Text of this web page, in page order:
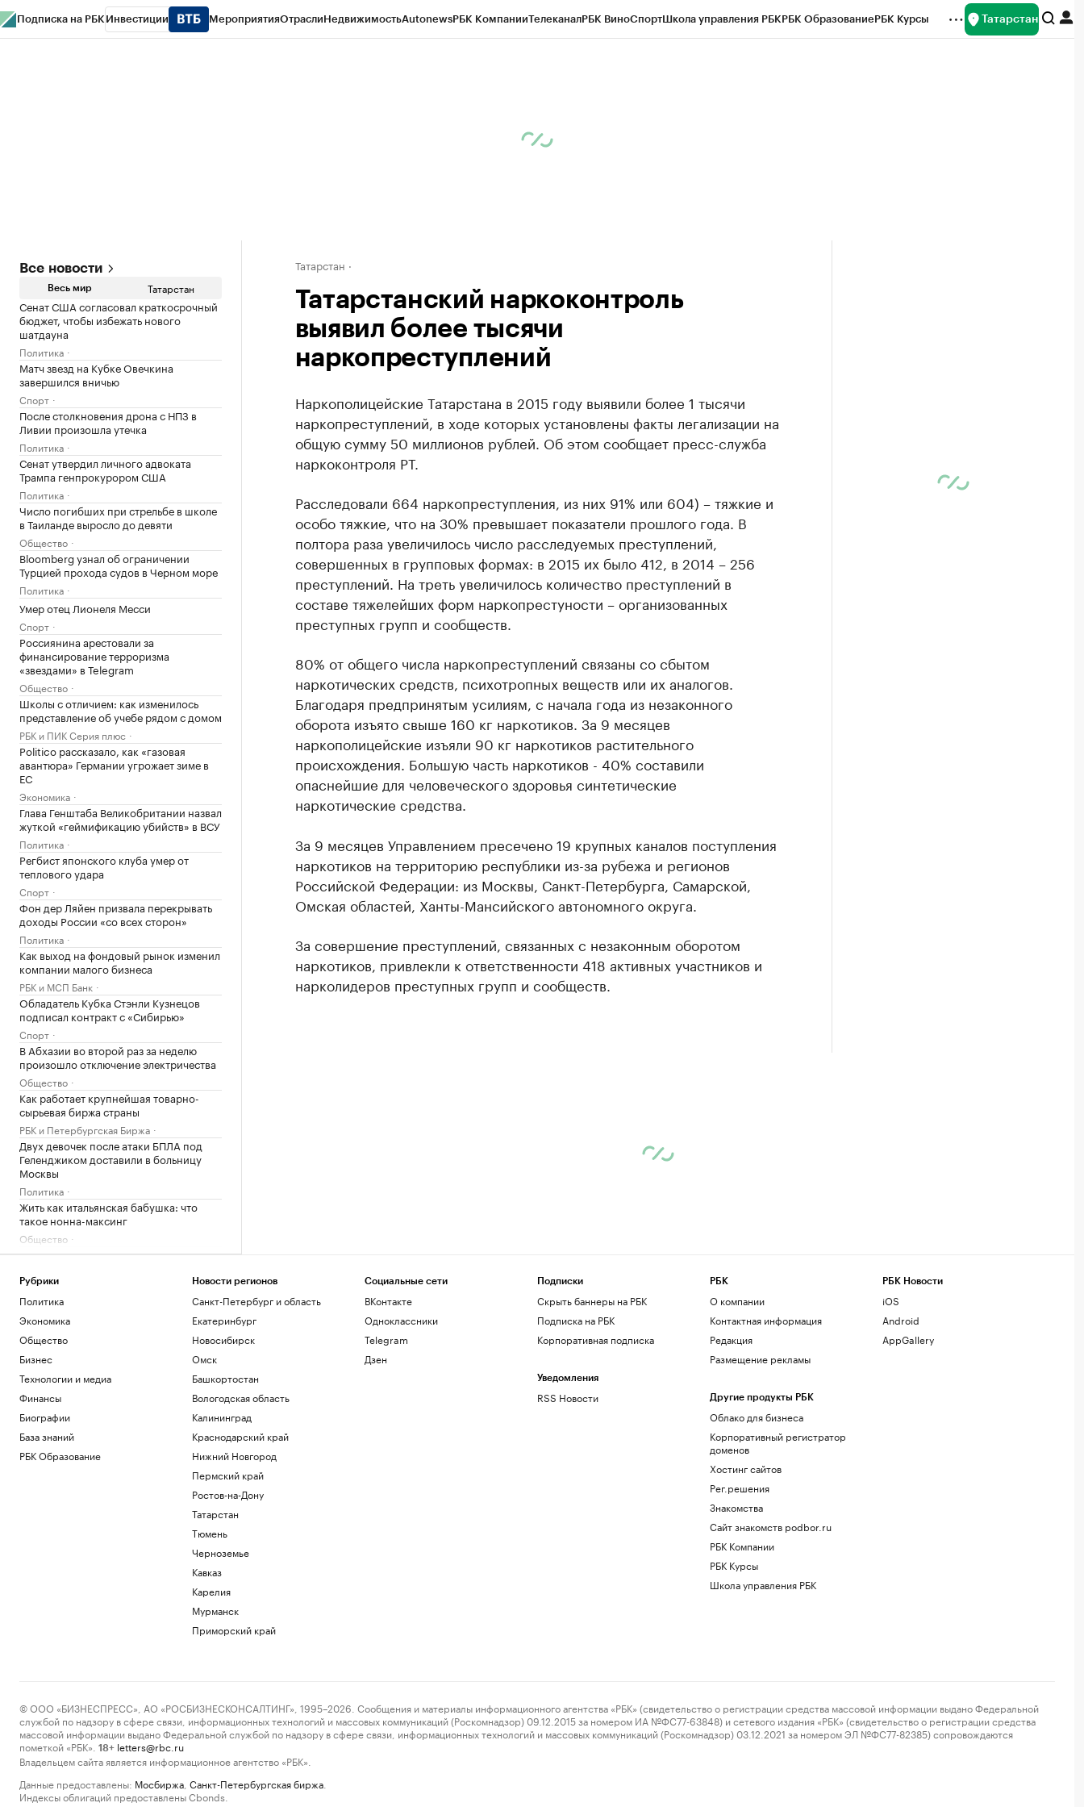
Подписка на РБК Инвестиции МероприятияОтраслиНедвижимостьAutonewsРБК КомпанииТелеканалРБК ВиноСпортШкола управления РБКРБК ОбразованиеРБК Курсы Татарстан
Все новости
Весь мир Татарстан
Сенат США согласовал краткосрочный
бюджет, чтобы избежать нового
шатдауна
Политика
Матч звезд на Кубке Овечкина
завершился вничью
Спорт
После столкновения дрона с НПЗ в
Ливии произошла утечка
Политика
Сенат утвердил личного адвоката
Трампа генпрокурором США
Политика
Число погибших при стрельбе в школе
в Таиланде выросло до девяти
Общество
Bloomberg узнал об ограничении
Турцией прохода судов в Черном море
Политика
Умер отец Лионеля Месси
Спорт
Россиянина арестовали за
финансирование терроризма
«звездами» в Telegram
Общество
Школы с отличием: как изменилось
представление об учебе рядом с домом
РБК и ПИК Серия плюс
Politico рассказало, как «газовая
авантюра» Германии угрожает зиме в
ЕС
Экономика
Глава Генштаба Великобритании назвал
жуткой «геймификацию убийств» в ВСУ
Политика
Регбист японского клуба умер от
теплового удара
Спорт
Фон дер Ляйен призвала перекрывать
доходы России «со всех сторон»
Политика
Как выход на фондовый рынок изменил
компании малого бизнеса
РБК и МСП Банк
Обладатель Кубка Стэнли Кузнецов
подписал контракт с «Сибирью»
Спорт
В Абхазии во второй раз за неделю
произошло отключение электричества
Общество
Как работает крупнейшая товарно-
сырьевая биржа страны
РБК и Петербургская Биржа
Двух девочек после атаки БПЛА под
Геленджиком доставили в больницу
Москвы
Политика
Жить как итальянская бабушка: что
такое нонна-максинг
Общество
В Геленджике закрыли все пляжи из-за
Политика
Татарстан
Татарстанский наркоконтроль
выявил более тысячи
наркопреступлений
Наркополицейские Татарстана в 2015 году выявили более 1 тысячи
наркопреступлений, в ходе которых установлены факты легализации на
общую сумму 50 миллионов рублей. Об этом сообщает пресс-служба
наркоконтроля РТ.
Расследовали 664 наркопреступления, из них 91% или 604) – тяжкие и
особо тяжкие, что на 30% превышает показатели прошлого года. В
полтора раза увеличилось число расследуемых преступлений,
совершенных в групповых формах: в 2015 их было 412, в 2014 – 256
преступлений. На треть увеличилось количество преступлений в
составе тяжелейших форм наркопрестуности – организованных
преступных групп и сообществ.
80% от общего числа наркопреступлений связаны со сбытом
наркотических средств, психотропных веществ или их аналогов.
Благодаря предпринятым усилиям, с начала года из незаконного
оборота изъято свыше 160 кг наркотиков. За 9 месяцев
наркополицейские изъяли 90 кг наркотиков растительного
происхождения. Большую часть наркотиков - 40% составили
опаснейшие для человеческого здоровья синтетические
наркотические средства.
За 9 месяцев Управлением пресечено 19 крупных каналов поступления
наркотиков на территорию республики из-за рубежа и регионов
Российской Федерации: из Москвы, Санкт-Петербурга, Самарской,
Омская областей, Ханты-Мансийского автономного округа.
За совершение преступлений, связанных с незаконным оборотом
наркотиков, привлекли к ответственности 418 активных участников и
нарколидеров преступных групп и сообществ.
Рубрики
Политика
Экономика
Общество
Бизнес
Технологии и медиа
Финансы
Биографии
База знаний
РБК Образование
Новости регионов
Санкт-Петербург и область
Екатеринбург
Новосибирск
Омск
Башкортостан
Вологодская область
Калининград
Краснодарский край
Нижний Новгород
Пермский край
Ростов-на-Дону
Татарстан
Тюмень
Черноземье
Кавказ
Карелия
Мурманск
Приморский край
Социальные сети
ВКонтакте
Одноклассники
Telegram
Дзен
Подписки
Скрыть баннеры на РБК
Подписка на РБК
Корпоративная подписка
Уведомления
RSS Новости
РБК
О компании
Контактная информация
Редакция
Размещение рекламы
Другие продукты РБК
Облако для бизнеса
Корпоративный регистратор
доменов
Хостинг сайтов
Рег.решения
Знакомства
Сайт знакомств podbor.ru
РБК Компании
РБК Курсы
Школа управления РБК
РБК Новости
iOS
Android
AppGallery
© ООО «БИЗНЕСПРЕСС», АО «РОСБИЗНЕСКОНСАЛТИНГ», 1995–2026. Сообщения и материалы информационного агентства «РБК» (свидетельство о регистрации средства массовой информации выдано Федеральной
службой по надзору в сфере связи, информационных технологий и массовых коммуникаций (Роскомнадзор) 09.12.2015 за номером ИА №ФС77-63848) и сетевого издания «РБК» (свидетельство о регистрации средства
массовой информации выдано Федеральной службой по надзору в сфере связи, информационных технологий и массовых коммуникаций (Роскомнадзор) 03.12.2021 за номером ЭЛ №ФС77-82385) сопровождаются
пометкой «РБК».
18+ letters@rbc.ru
Владельцем сайта является информационное агентство «РБК».
Данные предоставлены: Мосбиржа Санкт-Петербургская биржа
Индексы облигаций предоставлены Cbonds.